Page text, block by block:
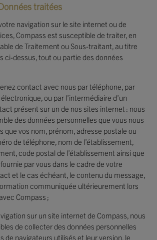
traitées
navigation sur le site internet ou de
Compass est susceptible de traiter, en
de Traitement ou Sous-traitant, au titre
ci-dessus, tout ou partie des données
contact avec nous par téléphone, par
ou par l’intermédiaire d’un
présent sur un de nos sites internet : nous
des données personnelles que vous nous
que vos nom, prénom, adresse postale ou
de téléphone, nom de l’établissement,
code postal de l’établissement ainsi que
par vous dans le cadre de votre
et le cas échéant, le contenu du message,
communiquée ultérieurement lors
Compass ;
sur un site internet de Compass, nous
de collecter des données personnelles
de navigateurs utilisés et leur version, le